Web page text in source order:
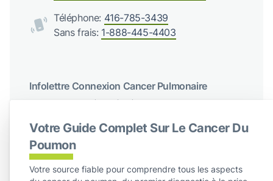
Votre Guide Complet Sur Le Cancer Du
Poumon
Votre source fiable pour comprendre tous les aspects
Téléphone: 416-785-3439
Sans frais: 1-888-445-4403
Infolettre Connexion Cancer Pulmonaire
Recevez des mises à jour régulières de Cancer du poumon
S'abonner
Suivez-nous sur les réseaux sociaux